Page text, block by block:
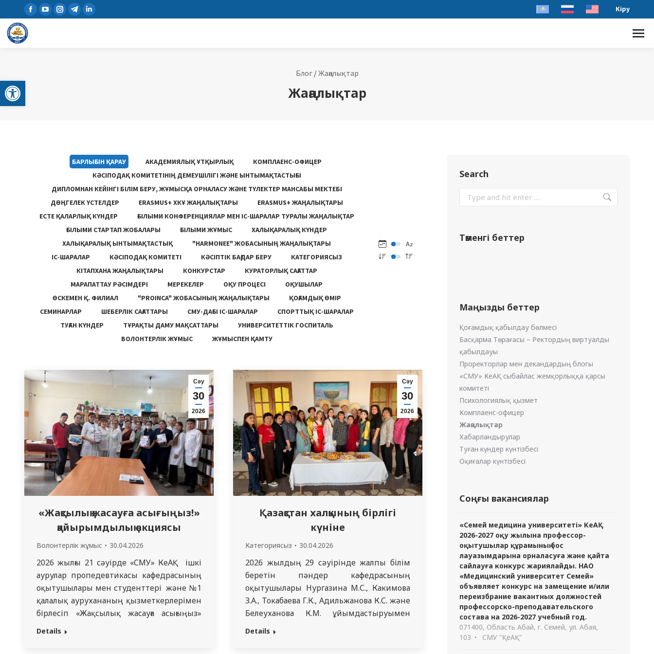
Open toolbar
Кіру
Блог/Жаңалықтар
Жаңалықтар
БАРЛЫҒЫН ҚАРАУ АКАДЕМИЯЛЫҚ ҰТҚЫРЛЫҚ
КОМПЛАЕНС-ОФИЦЕР
КӘСІПОДАҚ КОМИТЕТІНІҢ ДЕМЕУШІЛІГІ ЖӘНЕ ЫНТЫМАҚТАСТЫҒЫ
ДИПЛОМНАН КЕЙІНГІ БІЛІМ БЕРУ, ЖҰМЫСҚА ОРНАЛАСУ ЖƏНЕ ТҮЛЕКТЕР МАНСАБЫ МЕКТЕБІ
ДӨҢГЕЛЕК ҮСТЕЛДЕР
ERASMUS+ ХКҰ ЖАҢАЛЫҚТАРЫ
ERASMUS+ ЖАҢАЛЫҚТАРЫ
ЕСТЕ ҚАЛАРЛЫҚ КҮНДЕР
ҒЫЛЫМИ КОНФЕРЕНЦИЯЛАР МЕН ІС-ШАРАЛАР ТУРАЛЫ ЖАҢАЛЫҚТАР
ҒЫЛЫМИ СТАРТАП ЖОБАЛАРЫ
ҒЫЛЫМИ ЖҰМЫС
ХАЛЫҚАРАЛЫҚ КҮНДЕР
ХАЛЫҚАРАЛЫҚ ЫНТЫМАҚТАСТЫҚ
"HARMONEE" ЖОБАСЫНЫҢ ЖАҢАЛЫҚТАРЫ
ІС-ШАРАЛАР
КӘСІПОДАҚ КОМИТЕТІ КӘСІПТІК БАҒДАР БЕРУ
КАТЕГОРИЯСЫЗ
КІТАПХАНА ЖАҢАЛЫҚТАРЫ
КОНКУРСТАР
КУРАТОРЛЫҚ САҒАТТАР
МАРАПАТТАУ РӘСІМДЕРІ
МЕРЕКЕЛЕР ОҚУ ПРОЦЕСІ
ОҚУШЫЛАР
ӨСКЕМЕН Қ. ФИЛИАЛ
"PROINCA" ЖОБАСЫНЫҢ ЖАҢАЛЫҚТАРЫ
ҚОҒАМДЫҚ ӨМІР
СЕМИНАРЛАР
ШЕБЕРЛІК САҒАТТАРЫ СМУ-ДАҒЫ ІС-ШАРАЛАР
СПОРТТЫҚ ІС-ШАРАЛАР
ТУҒАН КҮНДЕР
ТҰРАҚТЫ ДАМУ МАҚСАТТАРЫ
УНИВЕРСИТЕТТІК ГОСПИТАЛЬ
ВОЛОНТЕРЛІК ЖҰМЫС
ЖҰМЫСПЕН ҚАМТУ
Сәу
30
2026
«Жақсылық жасауға асығыңыз!»
қайырымдылық акциясы
Волонтерлік жұмыс 30.04.2026
2026 жылғы 21 сәуірде «СМУ» КеАҚ ішкі
аурулар пропедевтикасы кафедрасының
оқытушылары мен студенттері және №1
қалалық аурухананың қызметкерлерімен
бірлесіп «Жақсылық жасауға асығыңыз»
атты қайырымдылық акциясын өткізді.
Details
Сәу
30
2026
Қазақстан халқының бірлігі
күніне
Категориясыз 30.04.2026
2026 жылдың 29 сәуірінде жалпы білім
беретін пәндер кафедрасының
оқытушылары Нургазина М.С., Какимова
З.А., Токабаева Г.К., Адильжанова К.С. және
Белеуханова К.М. ұйымдастыруымен
ісшара өтті. Іс-шараға қазақтар, орыстар,
Details
Search
Төменгі беттер
Маңызды беттер
Қоғамдық қабылдау бөлмесі
Басқарма Төрағасы – Ректордың виртуалды
қабылдауы
Проректорлар мен декандардың блогы
«СМУ» КеАҚ сыбайлас жемқорлыққа қарсы
комитеті
Психологиялық қызмет
Комплаенс-офицер
Жаңалықтар
Хабарландырулар
Туған күндер күнтізбесі
Оқиғалар күнтізбесі
Соңғы вакансиялар
«Семей медицина университеті» КеАҚ
2026-2027 оқу жылына профессор-
оқытушылар құрамының бос
лауазымдарына орналасуға және қайта
сайлауға конкурс жариялайды. НАО
«Медицинский университет Семей»
объявляет конкурс на замещение и/или
переизбрание вакантных должностей
профессорско-преподавательского
состава на 2026-2027 учебный год.
071400, Область Абай, г. Семей, ул. Абая,
103
СМУ "ҚеАҚ"